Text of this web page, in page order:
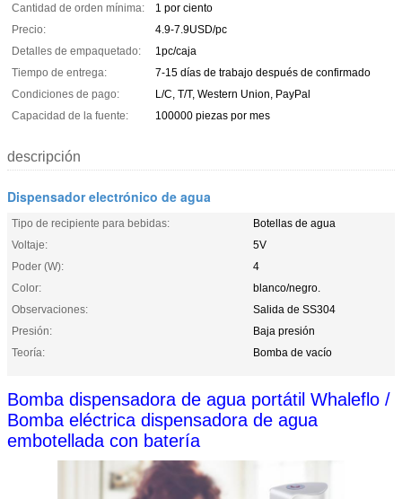
Cantidad de orden mínima:
1 por ciento
Precio:
4.9-7.9USD/pc
Detalles de empaquetado:
1pc/caja
Tiempo de entrega:
7-15 días de trabajo después de confirmado
Condiciones de pago:
L/C, T/T, Western Union, PayPal
Capacidad de la fuente:
100000 piezas por mes
descripción
Dispensador electrónico de agua
Tipo de recipiente para bebidas:
Botellas de agua
Voltaje:
5V
Poder (W):
4
Color:
blanco/negro.
Observaciones:
Salida de SS304
Presión:
Baja presión
Teoría:
Bomba de vacío
Bomba dispensadora de agua portátil Whaleflo /
Bomba eléctrica dispensadora de agua
embotellada con batería